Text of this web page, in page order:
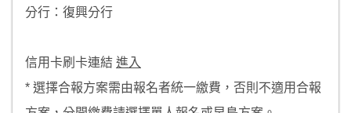
分行：復興分行
信用卡刷卡連結 進入
* 選擇合報方案需由報名者統一繳費，否則不適用合報